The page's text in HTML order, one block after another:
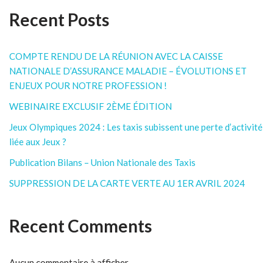
Recent Posts
COMPTE RENDU DE LA RÉUNION AVEC LA CAISSE
NATIONALE D’ASSURANCE MALADIE – ÉVOLUTIONS ET
ENJEUX POUR NOTRE PROFESSION !
WEBINAIRE EXCLUSIF 2ÈME ÉDITION
Jeux Olympiques 2024 : Les taxis subissent une perte d’activité
liée aux Jeux ?
Publication Bilans – Union Nationale des Taxis
SUPPRESSION DE LA CARTE VERTE AU 1ER AVRIL 2024
Recent Comments